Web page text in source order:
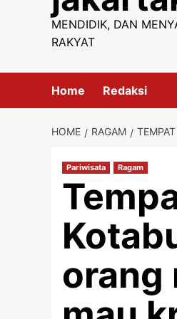
MENDIDIK, DAN
RAKYAT
Home Redaksi
HOME RAGAM
Pariwisata Ragam
orang